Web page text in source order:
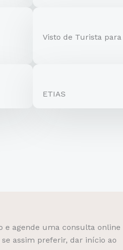
Visto de Turista para
ETIAS
e agende uma consulta online
assim preferir, dar início ao